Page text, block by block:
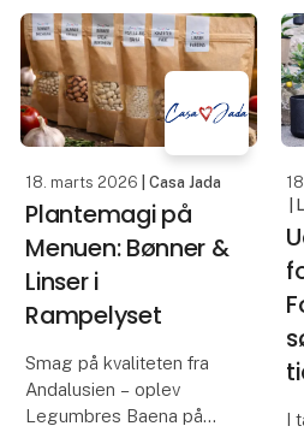
mest ventede
gourmetnyheder: La
Tapias serie af
aromatiserede
olivenolie, lavet på
18. marts 2026 | Casa Jada
Plantemagi på
Menuen: Bønner &
Linser i
Rampelyset
Smag på kvaliteten fra
Andalusien – oplev
Legumbres Baena på
|
I